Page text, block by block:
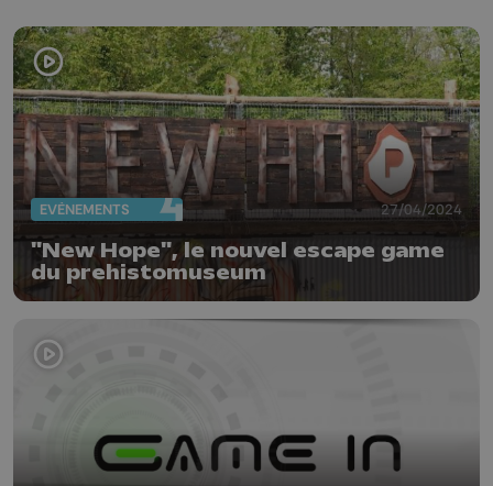
EVÈNEMENTS 27/04/2024
"New Hope", le nouvel escape game
du prehistomuseum